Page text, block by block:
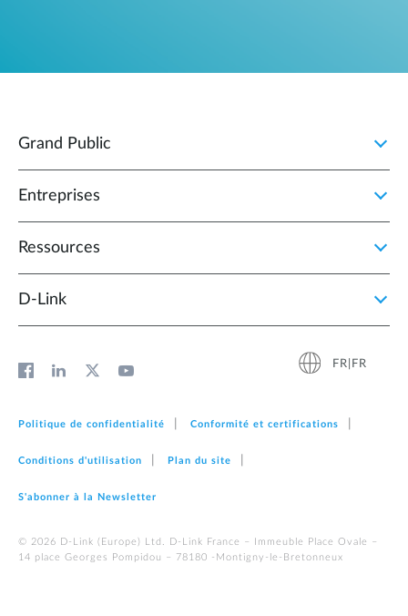
Grand Public
Entreprises
Ressources
D‑Link
FR|FR
Politique de confidentialité Conformité et certifications
Conditions d'utilisation Plan du site
S'abonner à la Newsletter
© 2026 D‑Link (Europe) Ltd. D-Link France – Immeuble Place Ovale –
14 place Georges Pompidou – 78180 -Montigny-le-Bretonneux